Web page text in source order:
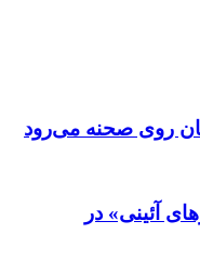
روی صحنه می‌رود
آئینی» در